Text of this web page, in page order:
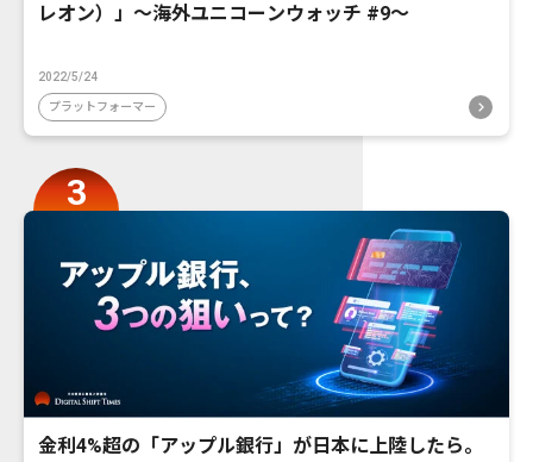
レオン）」〜海外ユニコーンウォッチ #9〜
2022/5/24
プラットフォーマー
金利4%超の「アップル銀行」が日本に上陸したら。